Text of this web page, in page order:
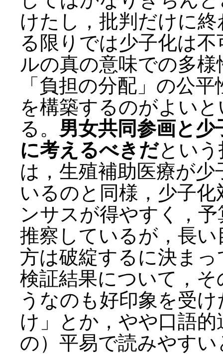
けたし，批判だけに
る限りでは少子化は
ルの真の意味での多
「負担の分配」の公
を構築するのがよい
る。 男女共同参画と
に考えるべきだとい
は，生殖補助医療が
いるのと同様，少子
ンサスが得やすく，
推察しているが，長
方は破綻するに決ま
検証結果について，
うなのも好印象を受
け」とか，やや口語
の）平易で読みやす